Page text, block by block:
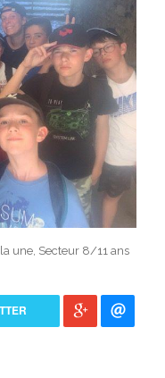
une, Secteur 8/11 ans